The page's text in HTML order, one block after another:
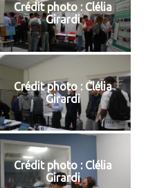
Crédit photo : Clélia
Girardi
Crédit photo : Clélia
Girardi
Crédit photo : Clélia
Girardi